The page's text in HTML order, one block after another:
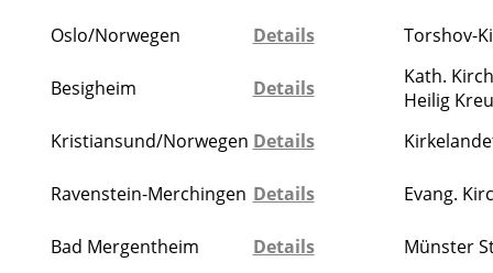
Oslo/Norwegen Details Torshov-
Besigheim Details
Kath.
Heilig
Kristiansund/Norwegen Details
Ravenstein-Merchingen Details Evang.
Bad Mergentheim Details Münster